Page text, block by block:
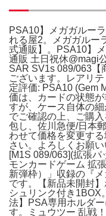
PSA10】メガガルー
れる屋2。メガガルー
式通販】。PSA10】
通販 土日祝休@magi
SAR SV1s 089/063【
ございます。レアリ
定評価: PSA10 (Gem
価は、カードの状態
すが、ケース自体の
でご確認の上、ご購
包し、佐川急便/日本
わせて価格を変更す
さい。よろしくお願
[M1S 089/063](拡張
モンカードゲーム 拡
新弾枠）」収録の『
です。【新品未開封
シュリンク付き
法】PSA専用ホルダ
す。ミュウツー 乱戦